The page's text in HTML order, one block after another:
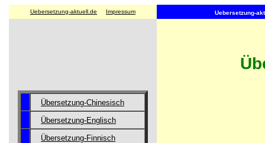
Uebersetzung-aktuell.de Impressum Uebersetzung-
Übersetzung-Chinesisch
Übersetzung-Englisch
Übersetzung-Finnisch